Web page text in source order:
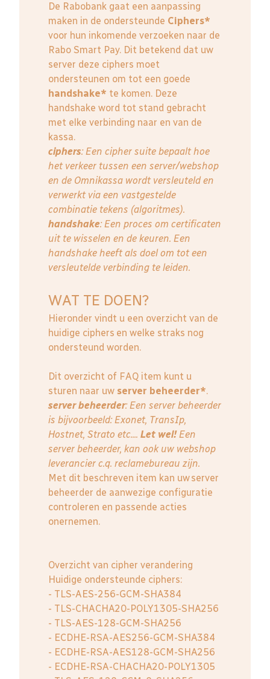
De Rabobank gaat een aanpassing
maken in de ondersteunde Ciphers*
voor hun inkomende verzoeken naar de
Rabo Smart Pay. Dit betekend dat uw
server deze ciphers moet
ondersteunen om tot een goede
handshake* te komen. Deze
handshake word tot stand gebracht
met elke verbinding naar en van de
kassa.
ciphers: Een cipher suite bepaalt hoe
het verkeer tussen een server/webshop
en de Omnikassa wordt versleuteld en
verwerkt via een vastgestelde
combinatie tekens (algoritmes).
handshake: Een proces om certificaten
uit te wisselen en de keuren. Een
handshake heeft als doel om tot een
versleutelde verbinding te leiden.
WAT TE DOEN?
Hieronder vindt u een overzicht van de
huidige ciphers en welke straks nog
ondersteund worden.
Dit overzicht of FAQ item kunt u
sturen naar uw server beheerder*.
server beheerder: Een server beheerder
is bijvoorbeeld: Exonet, TransIp,
Hostnet, Strato etc.... Let wel!Een
server beheerder, kan ook uw webshop
leverancier c.q. reclamebureau zijn.
Met dit beschreven item kan uw server
beheerder de aanwezige configuratie
controleren en passende acties
onernemen.
Overzicht van cipher verandering
Huidige ondersteunde ciphers:
- TLS-AES-256-GCM-SHA384
- TLS-CHACHA20-POLY1305-SHA256
- TLS-AES-128-GCM-SHA256
- ECDHE-RSA-AES256-GCM-SHA384
- ECDHE-RSA-AES128-GCM-SHA256
- ECDHE-RSA-CHACHA20-POLY1305